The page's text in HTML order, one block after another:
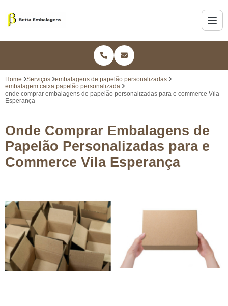
Home Serviços
embalagens de papelão personalizadas
embalagem caixa papelão personalizada
onde comprar embalagens de papelão personalizadas para e commerce Vila
Esperança
Onde Comprar Embalagens de
Papelão Personalizadas para e
Commerce Vila Esperança